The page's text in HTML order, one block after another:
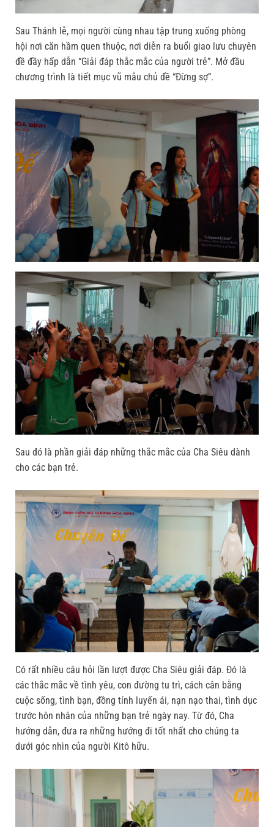
Sau Thánh lễ, mọi người cùng nhau tập trung xuống phòng
hội nơi căn hầm quen thuộc, nơi diễn ra buổi giao lưu chuyên
đề đầy hấp dẫn “Giải đáp thắc mắc của người trẻ”. Mở đầu
chương trình là tiết mục vũ mẫu chủ đề “Đừng sợ”.
Sau đó là phần giải đáp những thắc mắc của Cha Siêu dành
cho các bạn trẻ.
Có rất nhiều câu hỏi lần lượt được Cha Siêu giải đáp. Đó là
các thắc mắc về tình yêu, con đường tu trì, cách cân bằng
cuộc sống, tình bạn, đồng tính luyến ái, nạn nạo thai, tình dục
trước hôn nhân của những bạn trẻ ngày nay. Từ đó, Cha
hướng dẫn, đưa ra những hướng đi tốt nhất cho chúng ta
dưới góc nhìn của người Kitô hữu.